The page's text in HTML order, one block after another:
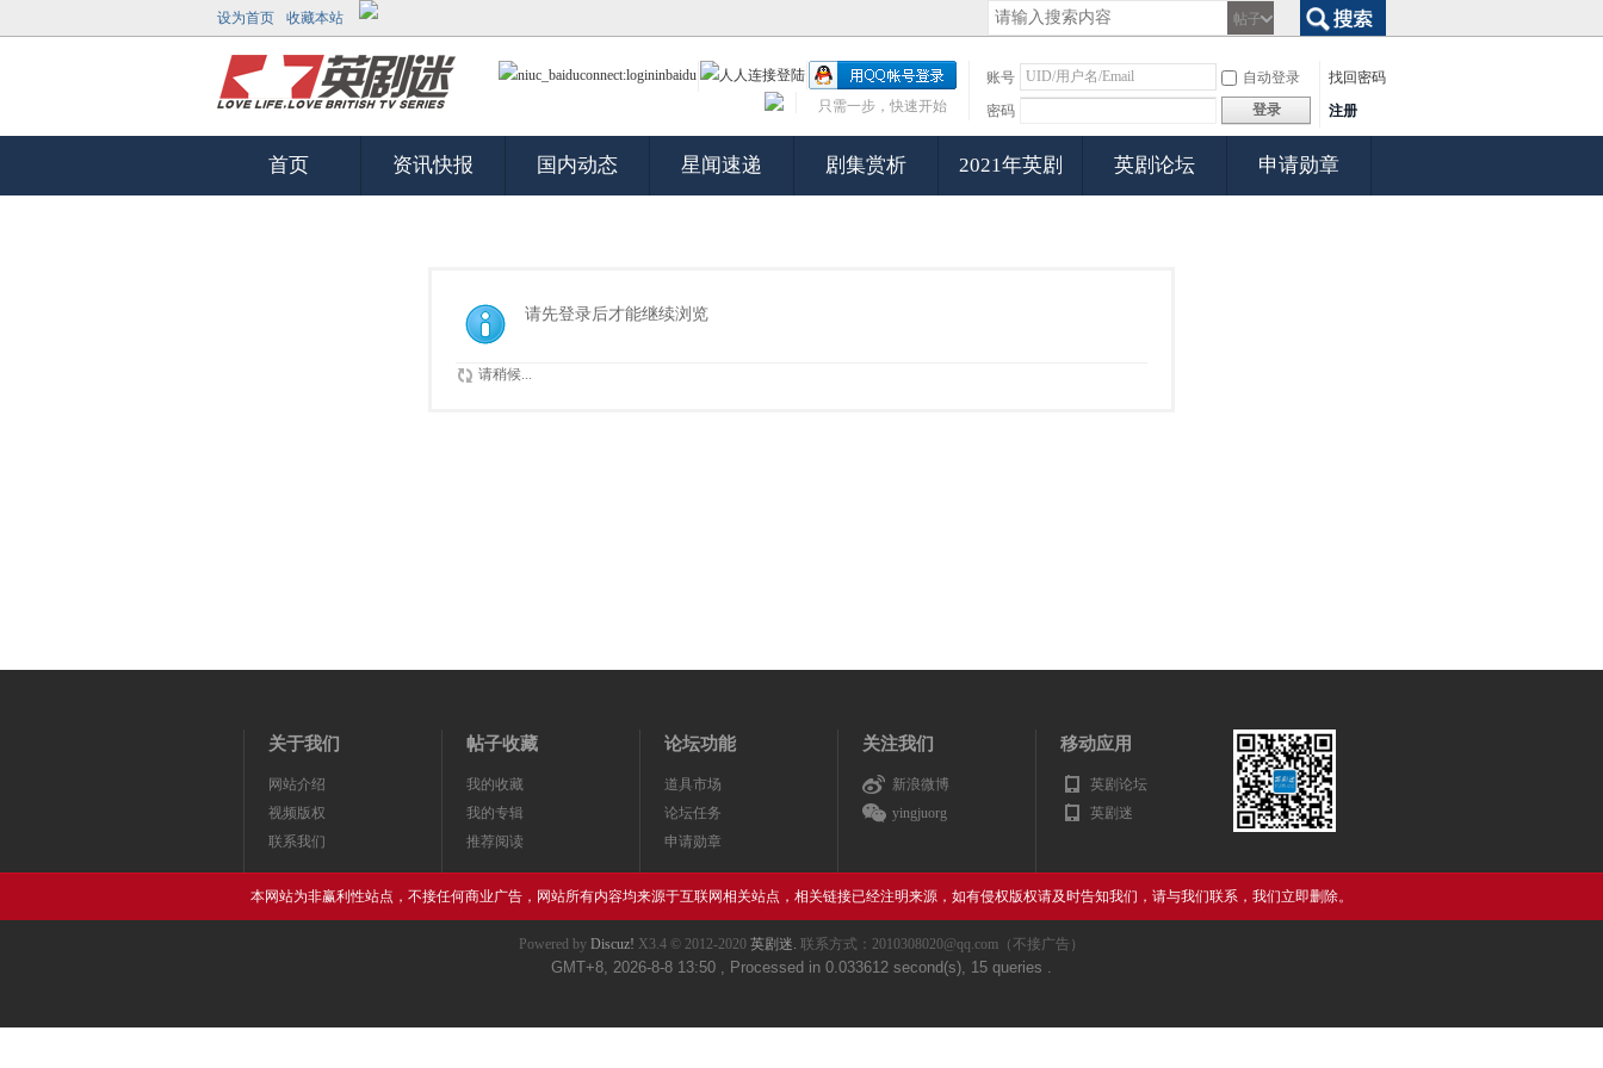
设为首页 收藏本站
帖子
账号
自动登录
找回密码
密码
登录 注册
只需一步，快速开始
首页 资讯快报 国内动态 星闻速递 剧集赏析 2021年英剧 英剧论坛 申请勋章
请先登录后才能继续浏览
请稍候...
关于我们
网站介绍
视频版权
联系我们
帖子收藏
我的收藏
我的专辑
推荐阅读
论坛功能
道具市场
论坛任务
申请勋章
关注我们
新浪微博
yingjuorg
移动应用
英剧论坛
英剧迷
本网站为非赢利性站点，不接任何商业广告，网站所有内容均来源于互联网相关站点，相关链接已经注明来源，如有侵权版权请及时告知我们，请与我们联系，我们立即删除。
Powered by Discuz! X3.4 © 2012-2020 英剧迷. 联系方式：2010308020@qq.com（不接广告）
GMT+8, 2026-8-8 13:50 , Processed in 0.033612 second(s), 15 queries .